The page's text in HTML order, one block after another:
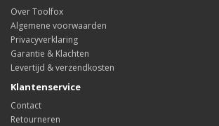
Over Toolfox
Algemene voorwaarden
Privacyverklaring
Garantie & Klachten
Levertijd & verzendkosten
Klantenservice
Contact
Retourneren